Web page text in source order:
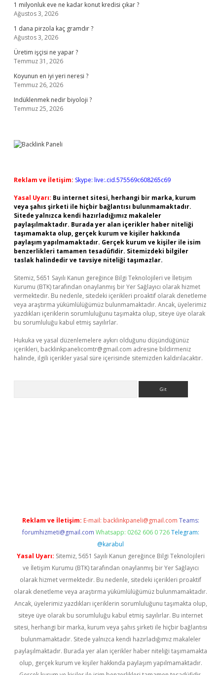
1 milyonluk eve ne kadar konut kredisi çıkar ?
Ağustos 3, 2026
1 dana pirzola kaç gramdır ?
Ağustos 3, 2026
Üretim işçisi ne yapar ?
Temmuz 31, 2026
Koyunun en iyi yeri neresi ?
Temmuz 26, 2026
Indüklenmek nedir biyoloji ?
Temmuz 25, 2026
Reklam ve İletişim: Skype: live:.cid.575569c608265c69
Yasal Uyarı: Bu internet sitesi, herhangi bir marka, kurum
veya şahıs şirketi ile hiçbir bağlantısı bulunmamaktadır.
Sitede yalnızca kendi hazırladığımız makaleler
paylaşılmaktadır. Burada yer alan içerikler haber niteliği
taşımamakta olup, gerçek kurum ve kişiler hakkında
paylaşım yapılmamaktadır. Gerçek kurum ve kişiler ile isim
benzerlikleri tamamen tesadüfidir. Sitemizdeki bilgiler
taslak halindedir ve tavsiye niteliği taşımazlar.
Sitemiz, 5651 Sayılı Kanun gereğince Bilgi Teknolojileri ve İletişim
Kurumu (BTK) tarafından onaylanmış bir Yer Sağlayıcı olarak hizmet
vermektedir. Bu nedenle, sitedeki içerikleri proaktif olarak denetleme
veya araştırma yükümlülüğümüz bulunmamaktadır. Ancak, üyelerimiz
yazdıkları içeriklerin sorumluluğunu taşımakta olup, siteye üye olarak
bu sorumluluğu kabul etmiş sayılırlar.
Hukuka ve yasal düzenlemelere aykırı olduğunu düşündüğünüz
içerikleri, backlinkpanelicomtr@gmail.com adresine bildirmeniz
halinde, ilgili içerikler yasal süre içerisinde sitemizden kaldırılacaktır.
Reklam ve İletişim: E-mail: backlinkpaneli@gmail.com Teams:
forumhizmeti@gmail.com Whatsapp: 0262 606 0 726 Telegram:
@karabul
Yasal Uyarı: Sitemiz, 5651 Sayılı Kanun gereğince Bilgi Teknolojileri
ve İletişim Kurumu (BTK) tarafından onaylanmış bir Yer Sağlayıcı
olarak hizmet vermektedir. Bu nedenle, sitedeki içerikleri proaktif
olarak denetleme veya araştırma yükümlülüğümüz bulunmamaktadır.
Ancak, üyelerimiz yazdıkları içeriklerin sorumluluğunu taşımakta olup,
siteye üye olarak bu sorumluluğu kabul etmiş sayılırlar. Bu internet
sitesi, herhangi bir marka, kurum veya şahıs şirketi ile hiçbir bağlantısı
bulunmamaktadır. Sitede yalnızca kendi hazırladığımız makaleler
paylaşılmaktadır. Burada yer alan içerikler haber niteliği taşımamakta
olup, gerçek kurum ve kişiler hakkında paylaşım yapılmamaktadır.